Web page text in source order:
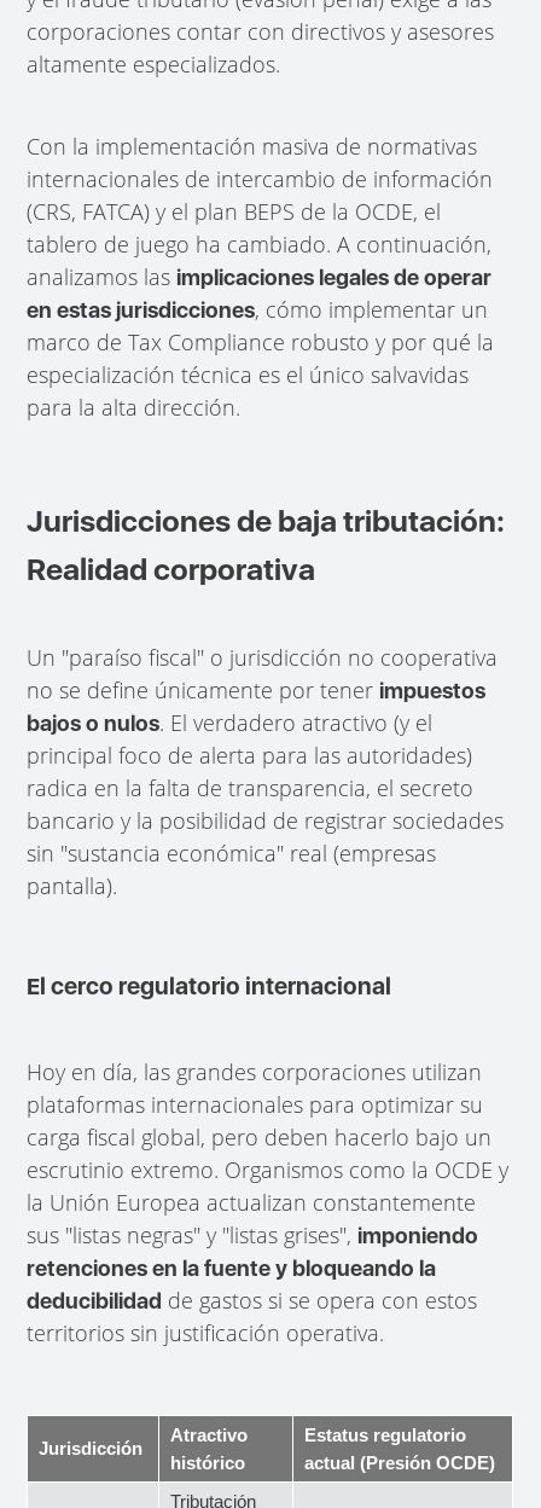
corporaciones contar con directivos y asesores
altamente especializados.
Con la implementación masiva de normativas
internacionales de intercambio de información
(CRS, FATCA) y el plan BEPS de la OCDE, el
tablero de juego ha cambiado. A continuación,
analizamos las implicaciones legales de operar
en estas jurisdicciones, cómo implementar un
marco de Tax Compliance robusto y por qué la
especialización técnica es el único salvavidas
para la alta dirección.
Jurisdicciones de baja tributación:
Realidad corporativa
Un "paraíso fiscal" o jurisdicción no cooperativa
no se define únicamente por tener impuestos
bajos o nulos. El verdadero atractivo (y el
principal foco de alerta para las autoridades)
radica en la falta de transparencia, el secreto
bancario y la posibilidad de registrar sociedades
sin "sustancia económica" real (empresas
pantalla).
El cerco regulatorio internacional
Hoy en día, las grandes corporaciones utilizan
plataformas internacionales para optimizar su
carga fiscal global, pero deben hacerlo bajo un
escrutinio extremo. Organismos como la OCDE y
la Unión Europea actualizan constantemente
sus "listas negras" y "listas grises", imponiendo
retenciones en la fuente y bloqueando la
deducibilidad de gastos si se opera con estos
territorios sin justificación operativa.
Jurisdicción
Atractivo
histórico
Estatus regulatorio
actual (Presión OCDE)
Tributación